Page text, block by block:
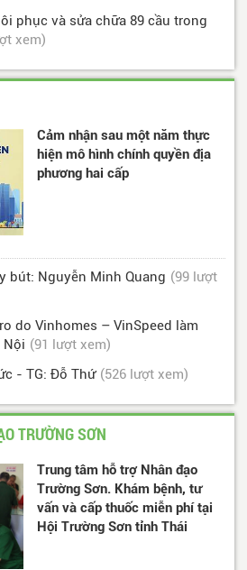
phục và sửa chữa 89 cầu trong
xem)
Cảm nhận sau một năm thực
hiện mô hình chính quyền địa
phương hai cấp
bút: Nguyễn Minh Quang (99 lượt
do Vinhomes – VinSpeed làm
Nội (91 lượt xem)
- TG: Đỗ Thứ (526 lượt xem)
TRƯỜNG SƠN
Trung tâm hỗ trợ Nhân đạo
Trường Sơn. Khám bệnh, tư
vấn và cấp thuốc miễn phí tại
Hội Trường Sơn tỉnh Thái